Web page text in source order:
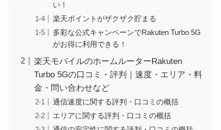
い！
楽天ポイントがザクザク貯まる
多彩な公式キャンペーンでRakuten Turbo 5G
がお得に利用できる！
楽天モバイルのホームルーターRakuten
Turbo 5Gの口コミ・評判｜速度・エリア・料
金・問い合わせなど
通信速度に関する評判・口コミの概括
エリアに関する評判・口コミの概括